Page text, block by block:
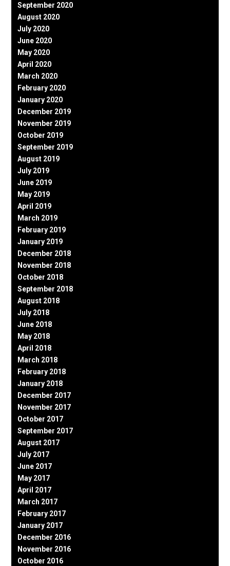
September 2020
August 2020
July 2020
June 2020
May 2020
April 2020
March 2020
February 2020
January 2020
December 2019
November 2019
October 2019
September 2019
August 2019
July 2019
June 2019
May 2019
April 2019
March 2019
February 2019
January 2019
December 2018
November 2018
October 2018
September 2018
August 2018
July 2018
June 2018
May 2018
April 2018
March 2018
February 2018
January 2018
December 2017
November 2017
October 2017
September 2017
August 2017
July 2017
June 2017
May 2017
April 2017
March 2017
February 2017
January 2017
December 2016
November 2016
October 2016